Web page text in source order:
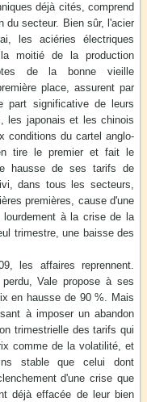
déjà cités, comprend
du secteur. Bien sûr, l'acier
les aciéries électriques
moitié de la production
de la bonne vieille
place, assurent par
part significative de leurs
les japonais et les chinois
conditions du cartel anglo-
tire le premier et fait le
hausse de ses tarifs de
dans tous les secteurs,
premières, cause d'une
lourdement à la crise de la
trimestre, une baisse des
les affaires reprennent.
Vale propose à ses
en hausse de 90 %. Mais
à imposer un abandon
trimestrielle des tarifs qui
comme de la volatilité, et
stable que celui dont
d'une crise que
déjà effacée de leur bien